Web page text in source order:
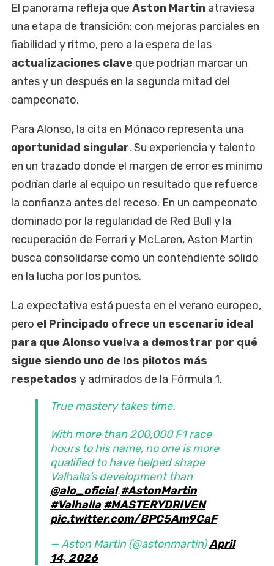
El panorama refleja que Aston Martin atraviesa
una etapa de transición: con mejoras parciales en
fiabilidad y ritmo, pero a la espera de las
actualizaciones clave que podrían marcar un
antes y un después en la segunda mitad del
campeonato.
Para Alonso, la cita en Mónaco representa una
oportunidad singular. Su experiencia y talento
en un trazado donde el margen de error es mínimo
podrían darle al equipo un resultado que refuerce
la confianza antes del receso. En un campeonato
dominado por la regularidad de Red Bull y la
recuperación de Ferrari y McLaren, Aston Martin
busca consolidarse como un contendiente sólido
en la lucha por los puntos.
La expectativa está puesta en el verano europeo,
pero el Principado ofrece un escenario ideal
para que Alonso vuelva a demostrar por qué
sigue siendo uno de los pilotos más
respetados y admirados de la Fórmula 1.
True mastery takes time.
With more than 200,000 F1 race
hours to his name, no one is more
qualified to have helped shape
Valhalla’s development than
@alo_oficial.#AstonMartin
#Valhalla #MASTERYDRIVEN
pic.twitter.com/BPC5Am9CaF
— Aston Martin (@astonmartin)April
14, 2026